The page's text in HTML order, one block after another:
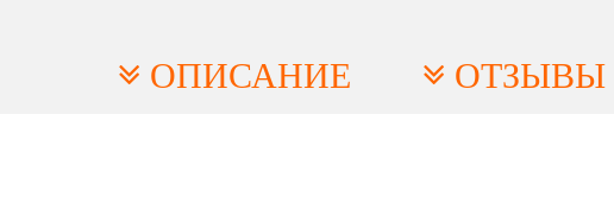
ОПИСАНИЕ ОТЗЫВЫ